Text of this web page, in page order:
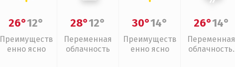
26°12°
Преимуществ
енно ясно
28°12°
Переменная
облачность
30°14°
Преимуществ
енно ясно
26°14°
Переменная
облачность,